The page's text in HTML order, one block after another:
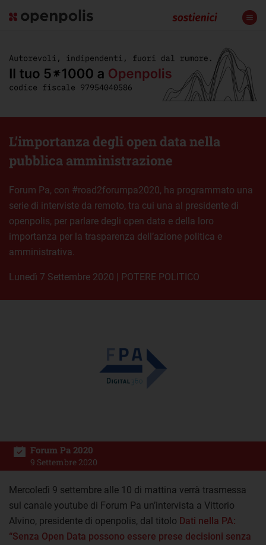
L’importanza degli open data nella
pubblica amministrazione
Forum Pa, con #road2forumpa2020, ha programmato una
serie di interviste da remoto, tra cui una al presidente di
openpolis, per parlare degli open data e della loro
importanza per la trasparenza dell’azione politica e
amministrativa.
lunedì 7 Settembre 2020 | POTERE POLITICO
Forum Pa 2020
9 Settembre 2020
Mercoledì 9 settembre alle 10 di mattina verrà trasmessa
sul canale youtube di Forum Pa un’intervista a Vittorio
Alvino, presidente di openpolis, dal titolo Dati nella PA:
“Senza Open Data possono essere prese decisioni senza